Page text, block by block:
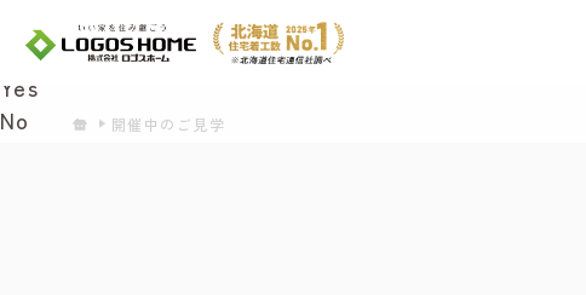
開催中のご見学
Cookie を使用して、お客様の活動を追跡してもよろ
Yes
No